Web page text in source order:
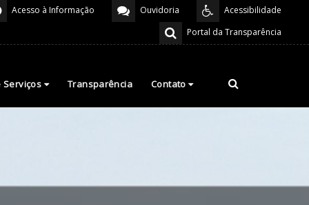
Acessibilidade
Ouvidoria
Acesso à Informação
Portal da Transparência
Serviços Transparência Contato